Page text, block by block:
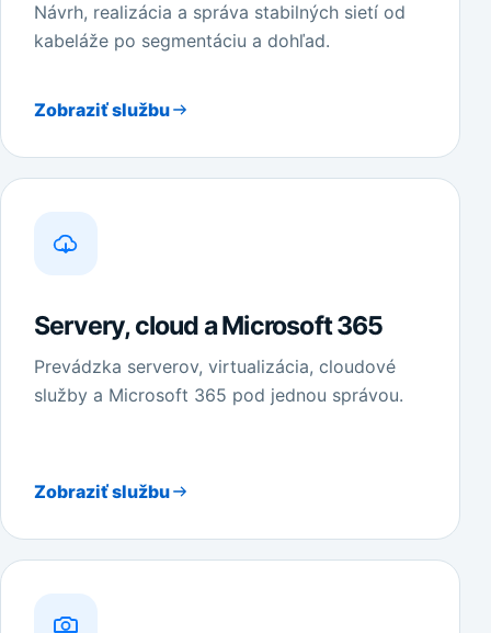
Návrh, realizácia a správa stabilných sietí od
kabeláže po segmentáciu a dohľad.
Zobraziť službu
Servery, cloud a Microsoft 365
Prevádzka serverov, virtualizácia, cloudové
služby a Microsoft 365 pod jednou správou.
Zobraziť službu